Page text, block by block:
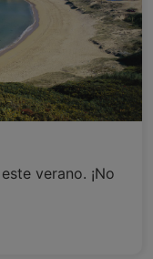
verano. ¡No